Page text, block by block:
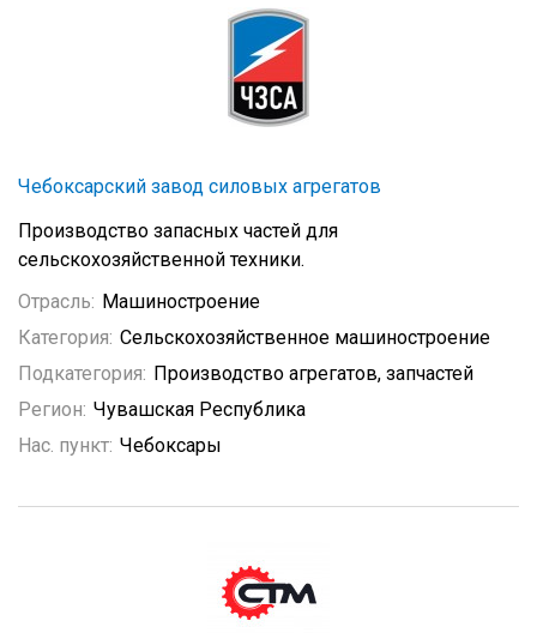
Чебоксарский завод силовых агрегатов
Производство запасных частей для
сельскохозяйственной техники.
Отрасль: Машиностроение
Категория: Сельскохозяйственное машиностроение
Подкатегория: Производство агрегатов, запчастей
Регион: Чувашская Республика
Нас. пункт: Чебоксары